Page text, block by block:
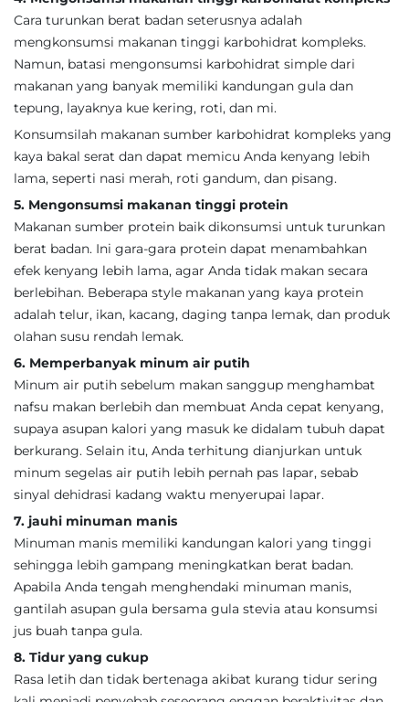
Cara turunkan berat badan seterusnya adalah
mengkonsumsi makanan tinggi karbohidrat kompleks.
Namun, batasi mengonsumsi karbohidrat simple dari
makanan yang banyak memiliki kandungan gula dan
tepung, layaknya kue kering, roti, dan mi.
Konsumsilah makanan sumber karbohidrat kompleks yang
kaya bakal serat dan dapat memicu Anda kenyang lebih
lama, seperti nasi merah, roti gandum, dan pisang.
5. Mengonsumsi makanan tinggi protein
Makanan sumber protein baik dikonsumsi untuk turunkan
berat badan. Ini gara-gara protein dapat menambahkan
efek kenyang lebih lama, agar Anda tidak makan secara
berlebihan. Beberapa style makanan yang kaya protein
adalah telur, ikan, kacang, daging tanpa lemak, dan produk
olahan susu rendah lemak.
6. Memperbanyak minum air putih
Minum air putih sebelum makan sanggup menghambat
nafsu makan berlebih dan membuat Anda cepat kenyang,
supaya asupan kalori yang masuk ke didalam tubuh dapat
berkurang. Selain itu, Anda terhitung dianjurkan untuk
minum segelas air putih lebih pernah pas lapar, sebab
sinyal dehidrasi kadang waktu menyerupai lapar.
7. jauhi minuman manis
Minuman manis memiliki kandungan kalori yang tinggi
sehingga lebih gampang meningkatkan berat badan.
Apabila Anda tengah menghendaki minuman manis,
gantilah asupan gula bersama gula stevia atau konsumsi
jus buah tanpa gula.
8. Tidur yang cukup
Rasa letih dan tidak bertenaga akibat kurang tidur sering